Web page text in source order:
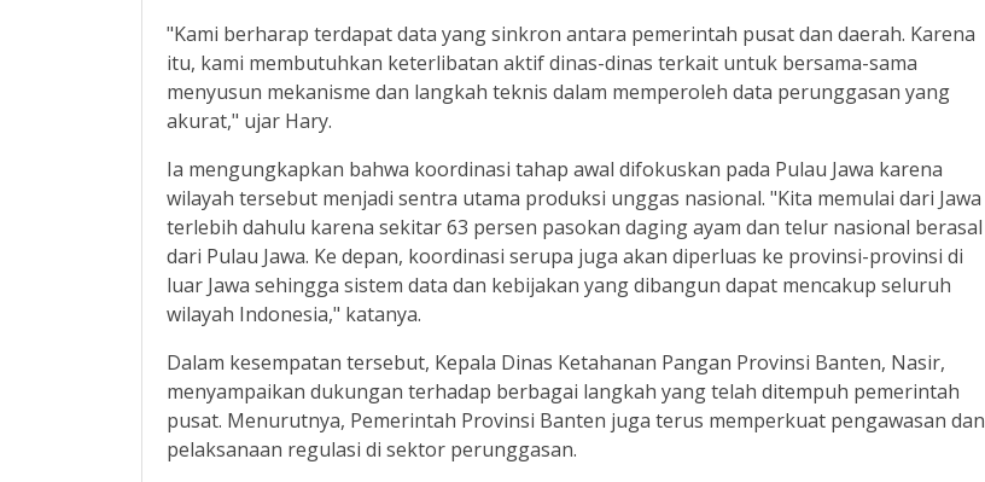
"Kami berharap terdapat data yang sinkron antara pemerintah pusat dan daerah. Karena
itu, kami membutuhkan keterlibatan aktif dinas-dinas terkait untuk bersama-sama
menyusun mekanisme dan langkah teknis dalam memperoleh data perunggasan yang
akurat," ujar Hary.
Ia mengungkapkan bahwa koordinasi tahap awal difokuskan pada Pulau Jawa karena
wilayah tersebut menjadi sentra utama produksi unggas nasional. "Kita memulai dari Jawa
terlebih dahulu karena sekitar 63 persen pasokan daging ayam dan telur nasional berasal
dari Pulau Jawa. Ke depan, koordinasi serupa juga akan diperluas ke provinsi-provinsi di
luar Jawa sehingga sistem data dan kebijakan yang dibangun dapat mencakup seluruh
wilayah Indonesia," katanya.
Dalam kesempatan tersebut, Kepala Dinas Ketahanan Pangan Provinsi Banten, Nasir,
menyampaikan dukungan terhadap berbagai langkah yang telah ditempuh pemerintah
pusat. Menurutnya, Pemerintah Provinsi Banten juga terus memperkuat pengawasan dan
pelaksanaan regulasi di sektor perunggasan.